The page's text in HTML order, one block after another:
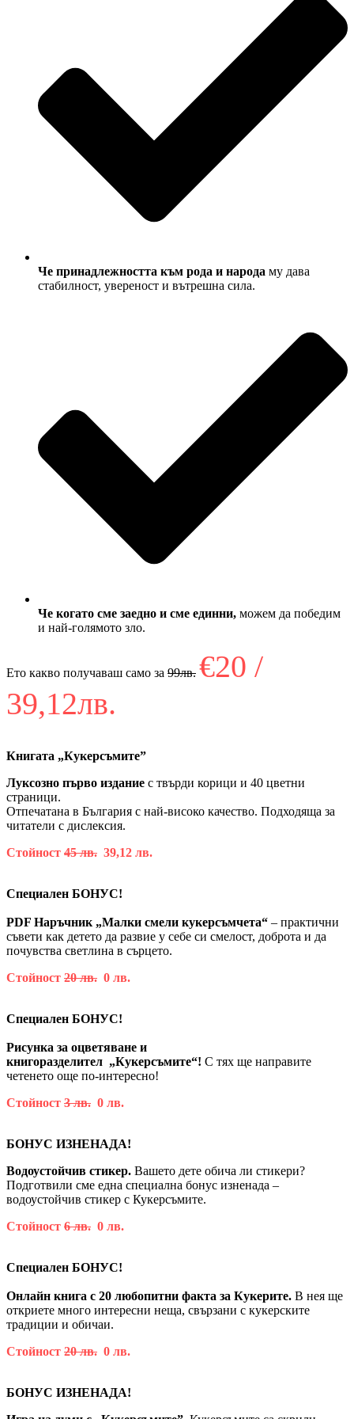
Че принадлежността към рода и народа му дава
стабилност, увереност и вътрешна сила.
Че когато сме заедно и сме единни, можем да победим
и най-голямото зло.
Ето какво получаваш само за 99лв. €20 /
39,12лв.
Книгата „Кукерсъмите”
Луксозно първо издание с твърди корици и 40 цветни
страници.
Отпечатана в България с най-високо качество. Подходяща за
читатели с дислексия.
Стойност 45 лв. 39,12 лв.
Специален БОНУС!
PDF Наръчник „Малки смели кукерсъмчета“ – практични
съвети как детето да развие у себе си смелост, доброта и да
почувства светлина в сърцето.
Стойност 20 лв. 0 лв.
Специален БОНУС!
Рисунка за оцветяване и
книгоразделител „Кукерсъмите“! С тях ще направите
четенето още по-интересно!
Стойност 3 лв. 0 лв.
БОНУС ИЗНЕНАДА!
Водоустойчив стикер. Вашето дете обича ли стикери?
Подготвили сме една специална бонус изненада –
водоустойчив стикер с Кукерсъмите.
Стойност 6 лв. 0 лв.
Специален БОНУС!
Онлайн книга с 20 любопитни факта за Кукерите. В нея ще
откриете много интересни неща, свързани с кукерските
традиции и обичаи.
Стойност 20 лв. 0 лв.
БОНУС ИЗНЕНАДА!